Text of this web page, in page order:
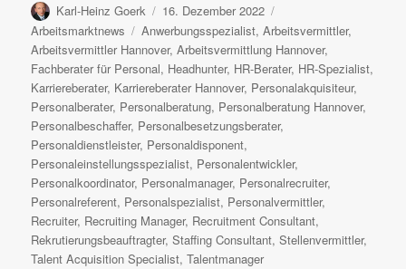
Autor
Karl-Heinz Goerk
Veröffentlicht
am
16. Dezember 2022
Arbeitsmarktnews
Schlagwörter
Anwerbungsspezialist,Arbeitsvermittler,
Arbeitsvermittler Hannover,Arbeitsvermittlung Hannover,
Fachberater für Personal, Headhunter, HR-Berater, HR-Spezialist,
Karriereberater, Karriereberater Hannover, Personalakquisiteur,
Personalberater, Personalberatung, Personalberatung Hannover,
Personalbeschaffer, Personalbesetzungsberater,
Personaldienstleister, Personaldisponent,
Personaleinstellungsspezialist, Personalentwickler,
Personalkoordinator, Personalmanager, Personalrecruiter,
Personalreferent, Personalspezialist, Personalvermittler,
Recruiter, Recruiting Manager, Recruitment Consultant,
Rekrutierungsbeauftragter,Staffing Consultant,Stellenvermittler,
Talent Acquisition Specialist,Talentmanager